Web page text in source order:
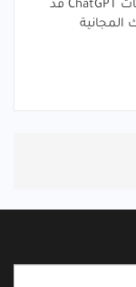
تجنب إعلانات ChatGPT قد
المجانية